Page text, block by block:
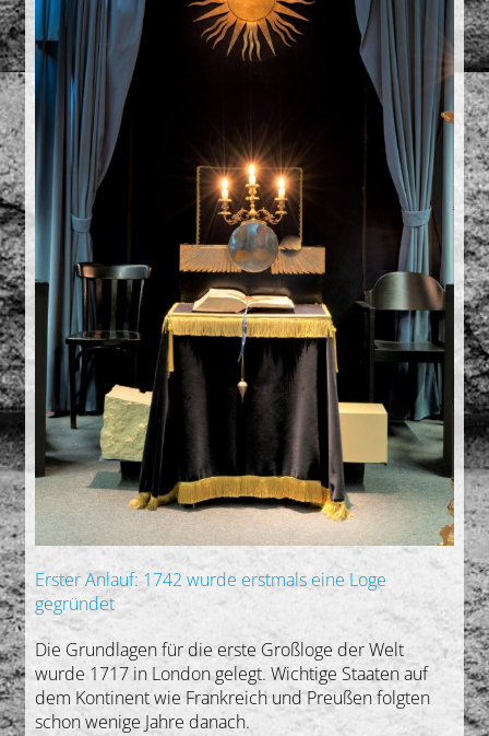
Erster Anlauf: 1742 wurde erstmals eine Loge
gegründet
Die Grundlagen für die erste Großloge der Welt
wurde 1717 in London gelegt. Wichtige Staaten auf
dem Kontinent wie Frankreich und Preußen folgten
schon wenige Jahre danach.